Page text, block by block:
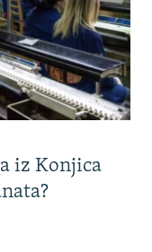
iz Konjica